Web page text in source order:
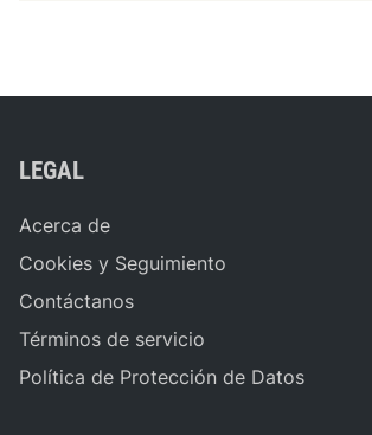
LEGAL
Acerca de
Cookies y Seguimiento
Contáctanos
Términos de servicio
Política de Protección de Datos